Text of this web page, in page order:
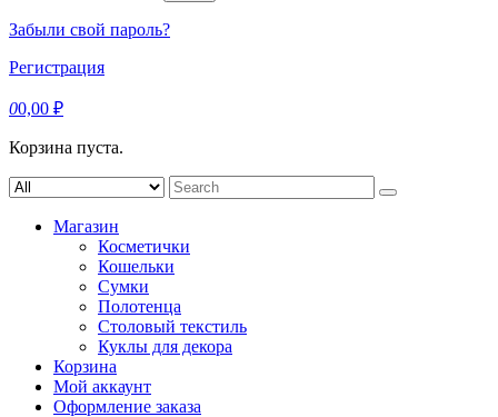
Забыли свой пароль?
Регистрация
00,00 ₽
Корзина пуста.
Search
for:
Магазин
Косметички
Кошельки
Сумки
Полотенца
Столовый текстиль
Куклы для декора
Корзина
Мой аккаунт
Оформление заказа